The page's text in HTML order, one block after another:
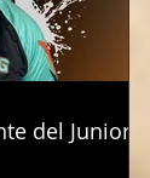
del Junior
del Junior